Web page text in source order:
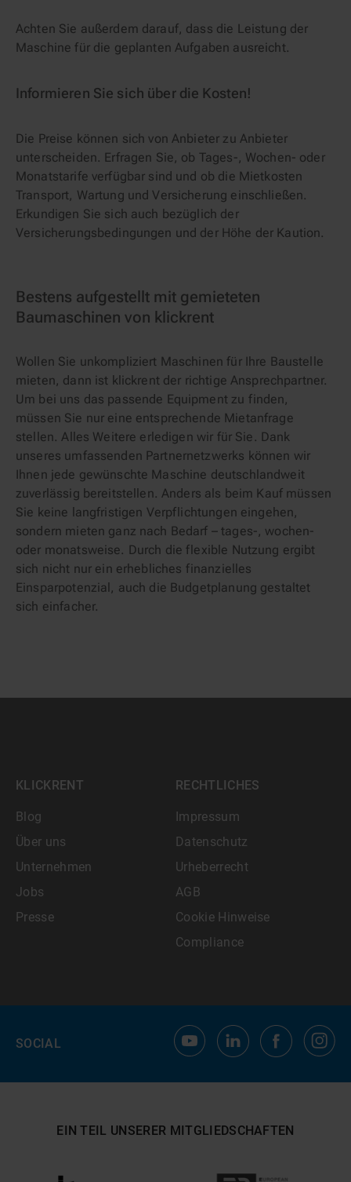
Achten Sie außerdem darauf, dass die Leistung der
Maschine für die geplanten Aufgaben ausreicht.
Informieren Sie sich über die Kosten!
Die Preise können sich von Anbieter zu Anbieter
unterscheiden. Erfragen Sie, ob Tages-, Wochen- oder
Monatstarife verfügbar sind und ob die Mietkosten
Transport, Wartung und Versicherung einschließen.
Erkundigen Sie sich auch bezüglich der
Versicherungsbedingungen und der Höhe der Kaution.
Bestens aufgestellt mit gemieteten
Baumaschinen von klickrent
Wollen Sie unkompliziert Maschinen für Ihre Baustelle
mieten, dann ist klickrent der richtige Ansprechpartner.
Um bei uns das passende Equipment zu finden,
müssen Sie nur eine entsprechende Mietanfrage
stellen. Alles Weitere erledigen wir für Sie. Dank
unseres umfassenden Partnernetzwerks können wir
Ihnen jede gewünschte Maschine deutschlandweit
zuverlässig bereitstellen. Anders als beim Kauf müssen
Sie keine langfristigen Verpflichtungen eingehen,
sondern mieten ganz nach Bedarf – tages-, wochen-
oder monatsweise. Durch die flexible Nutzung ergibt
sich nicht nur ein erhebliches finanzielles
Einsparpotenzial, auch die Budgetplanung gestaltet
sich einfacher.
KLICKRENT
Blog
Über uns
Unternehmen
Jobs
Presse
RECHTLICHES
Impressum
Datenschutz
Urheberrecht
AGB
Cookie Hinweise
Compliance
SOCIAL
EIN TEIL UNSERER MITGLIEDSCHAFTEN